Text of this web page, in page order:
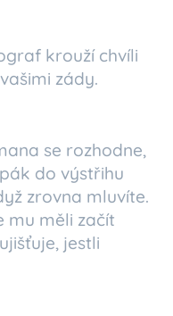
krouží chvíli
zády.
se rozhodne,
do výstřihu
zrovna mluvíte.
mu měli začít
jestli